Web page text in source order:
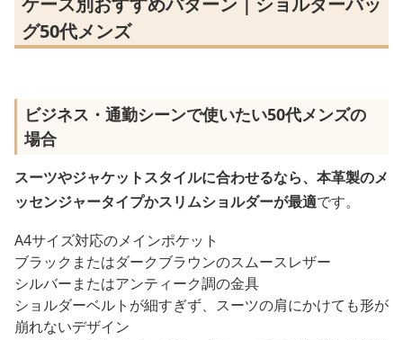
グ50代メンズ
ビジネス・通勤シーンで使いたい50代メンズの
場合
スーツやジャケットスタイルに合わせるなら、本革製のメ
ッセンジャータイプかスリムショルダーが最適です。
A4サイズ対応のメインポケット
ブラックまたはダークブラウンのスムースレザー
シルバーまたはアンティーク調の金具
ショルダーベルトが細すぎず、スーツの肩にかけても形が
崩れないデザイン